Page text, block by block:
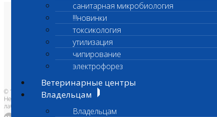
санитарная микробиология
!!!новинки
токсикология
утилизация
чипирование
электрофорез
Ветеринарные центры
Владельцам
Владельцам
О лаборатории
Анализы и цены
Ветеринарные центры
Владельцам
Врачам и клиникам
Бланки лаборатории
Банк донорской крови
Адреса лабораторий
© 1996-2026
Независимая ветеринарная
лаборатория Шанс Био